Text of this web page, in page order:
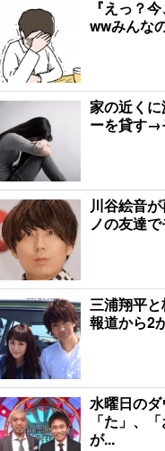
『えっ？
wwみんな
家の近く
ーを貸す→
川谷絵音
ノの友達
三浦翔平
報道から2
水曜日の
「た」、
が...